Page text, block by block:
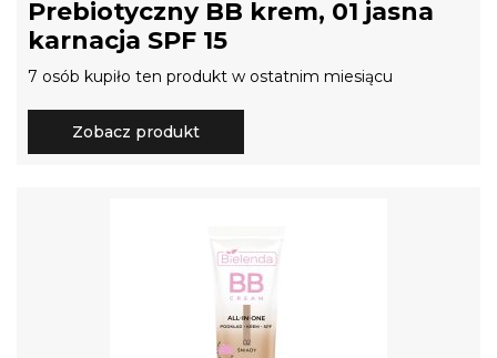
Prebiotyczny BB krem, 01 jasna
karnacja SPF 15
7 osób kupiło ten produkt w ostatnim miesiącu
Zobacz produkt